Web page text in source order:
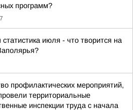
программ?
статистика июля - что творится на
профилактических мероприятий,
территориальные
инспекции труда с начала